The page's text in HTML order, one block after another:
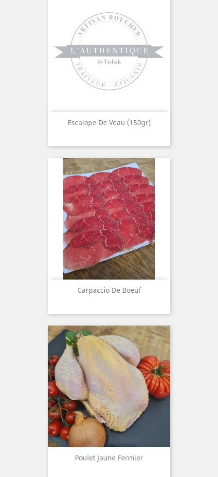
Escalope De Veau (150gr)
Carpaccio De Boeuf
Poulet Jaune Fermier